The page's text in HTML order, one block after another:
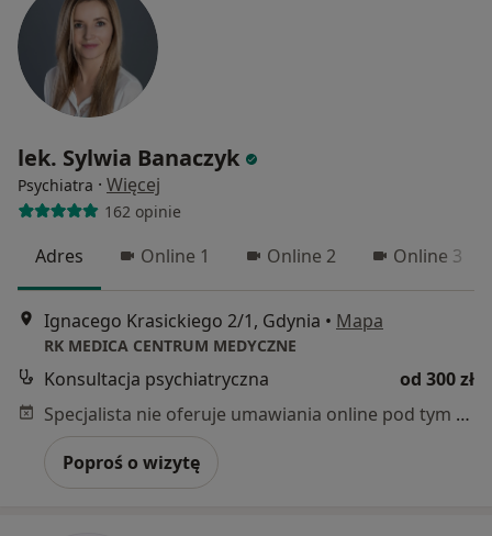
lek. Sylwia Banaczyk
Psychiatra · Więcej
162 opinie
Adres Online 1 Online 2 Online 3
Ignacego Krasickiego 2/1, Gdynia • Mapa
RK MEDICA CENTRUM MEDYCZNE
Konsultacja psychiatryczna
od 300 zł
Specjalista nie oferuje umawiania online pod tym adresem.
Poproś o wizytę